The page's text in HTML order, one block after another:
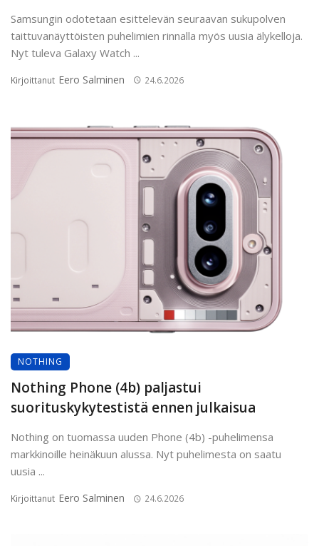
Samsungin odotetaan esittelevän seuraavan sukupolven
taittuvanäyttöisten puhelimien rinnalla myös uusia älykelloja.
Nyt tuleva Galaxy Watch ...
Kirjoittanut Eero Salminen 24.6.2026
NOTHING
Nothing Phone (4b) paljastui
suorituskykytestistä ennen julkaisua
Nothing on tuomassa uuden Phone (4b) -puhelimensa
markkinoille heinäkuun alussa. Nyt puhelimesta on saatu
uusia ...
Kirjoittanut Eero Salminen 24.6.2026